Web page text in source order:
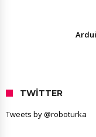
TWITTER
Tweets by @roboturka